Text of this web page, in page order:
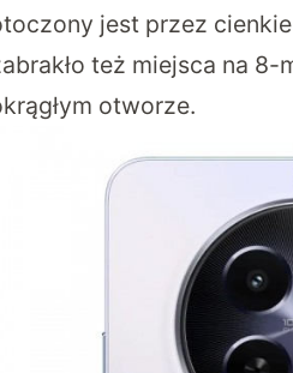
jest przez
też miejsca na
otworze.